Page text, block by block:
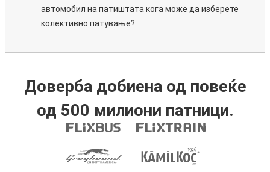
автомобил на патиштата кога може да изберете
колективно патување?
Доверба добиена од повеќе
од 500 милиони патници.